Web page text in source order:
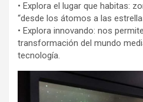
• Explora el lugar que habitas:
“desde los átomos a las
• Explora innovando: nos
transformación del mundo
tecnología.